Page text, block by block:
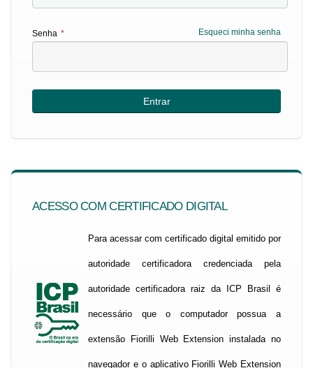
Esqueci minha senha
Senha *
ACESSO COM CERTIFICADO DIGITAL
Para acessar com certificado digital emitido por
autoridade certificadora credenciada pela
autoridade certificadora raiz da ICP Brasil é
necessário que o computador possua a
extensão Fiorilli Web Extension instalada no
navegador e o aplicativo Fiorilli Web Extension